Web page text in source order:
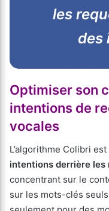
les
des
Optimiser son
intentions de
vocales
L’algorithme Colibri
intentions derrière
concentrant sur le
sur les mots-clés